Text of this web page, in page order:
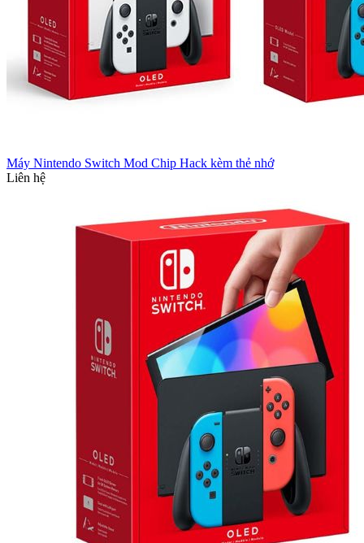
Máy Nintendo Switch Mod Chip Hack kèm thẻ nhớ
Liên hệ